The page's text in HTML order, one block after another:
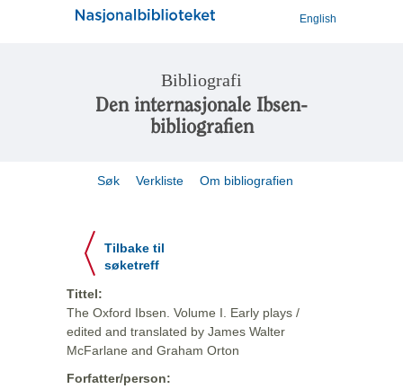
English
Bibliografi
Den internasjonale Ibsen-
bibliografien
Søk Verkliste Om bibliografien
Tilbake til
søketreff
Tittel:
The Oxford Ibsen. Volume I. Early plays /
edited and translated by James Walter
McFarlane and Graham Orton
Forfatter/person: